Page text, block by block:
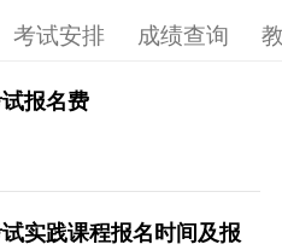
考试安排 成绩查询
报名费
实践课程报名时间及报